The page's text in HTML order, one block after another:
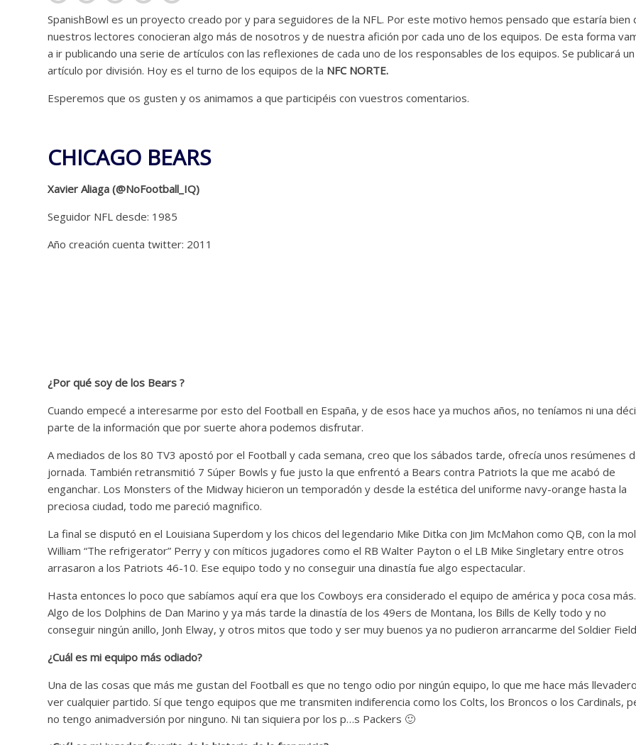
SpanishBowl es un proyecto creado por y para seguidores de la NFL. Por este motivo hemos pensado que estaría bien
nuestros lectores conocieran algo más de nosotros y de nuestra afición por cada uno de los equipos. De esta forma
a ir publicando una serie de artículos con las reflexiones de cada uno de los responsables de los equipos. Se publicará un
artículo por división. Hoy es el turno de los equipos de la NFC NORTE.
Esperemos que os gusten y os animamos a que participéis con vuestros comentarios.
CHICAGO BEARS
Xavier Aliaga (@NoFootball_IQ)
Seguidor NFL desde: 1985
Año creación cuenta twitter: 2011
¿Por qué soy de los Bears ?
Cuando empecé a interesarme por esto del Football en España, y de esos hace ya muchos años, no teníamos ni una
parte de la información que por suerte ahora podemos disfrutar.
A mediados de los 80 TV3 apostó por el Football y cada semana, creo que los sábados tarde, ofrecía unos resúmenes
jornada. También retransmitió 7 Súper Bowls y fue justo la que enfrentó a Bears contra Patriots la que me acabó de
enganchar. Los Monsters of the Midway hicieron un temporadón y desde la estética del uniforme navy-orange hasta la
preciosa ciudad, todo me pareció magnifico.
La final se disputó en el Louisiana Superdom y los chicos del legendario Mike Ditka con Jim McMahon como QB, con la
William “The refrigerator” Perry y con míticos jugadores como el RB Walter Payton o el LB Mike Singletary entre otros
arrasaron a los Patriots 46-10. Ese equipo todo y no conseguir una dinastía fue algo espectacular.
Hasta entonces lo poco que sabíamos aquí era que los Cowboys era considerado el equipo de américa y poca cosa más.
Algo de los Dolphins de Dan Marino y ya más tarde la dinastía de los 49ers de Montana, los Bills de Kelly todo y no
conseguir ningún anillo, Jonh Elway, y otros mitos que todo y ser muy buenos ya no pudieron arrancarme del Soldier
¿Cuál es mi equipo más odiado?
Una de las cosas que más me gustan del Football es que no tengo odio por ningún equipo, lo que me hace más
ver cualquier partido. Sí que tengo equipos que me transmiten indiferencia como los Colts, los Broncos o los Cardinals,
no tengo animadversión por ninguno. Ni tan siquiera por los p…s Packers 🙂